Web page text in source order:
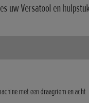
uw Versatool en
met een draagriem en acht